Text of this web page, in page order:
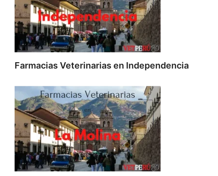
Farmacias Veterinarias en Independencia